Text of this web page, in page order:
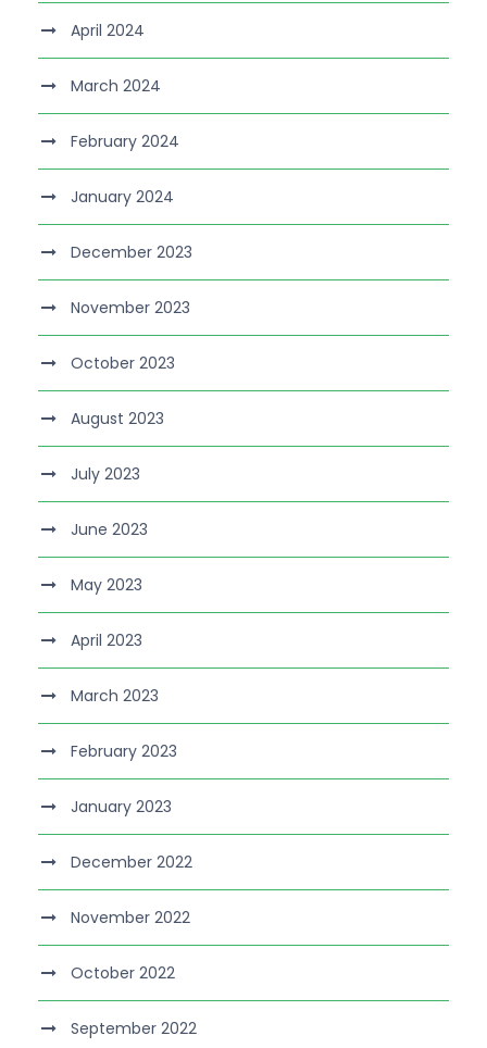
April 2024
March 2024
February 2024
January 2024
December 2023
November 2023
October 2023
August 2023
July 2023
June 2023
May 2023
April 2023
March 2023
February 2023
January 2023
December 2022
November 2022
October 2022
September 2022